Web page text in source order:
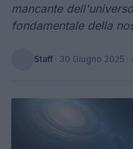
mancante
fondamentale della
Staff · 30 Giugno 2025